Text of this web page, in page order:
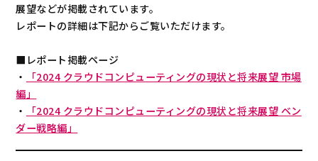
展望などが掲載されています。
レポートの詳細は下記からご覧いただけます。
■レポート掲載ページ
・
「2024 クラウドコンピューティングの現状と将来展望 市場
編」
・
「2024 クラウドコンピューティングの現状と将来展望 ベン
ダー戦略編」